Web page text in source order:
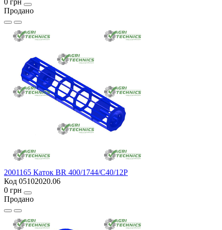
Продано
2001165 Каток BR 400/1744/C40/12P
Код 05102020.06
0 грн
Продано